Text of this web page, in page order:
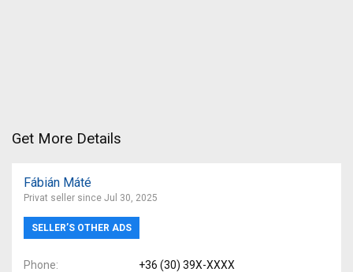
Get More Details
Fábián Máté
Privat seller since Jul 30, 2025
SELLER’S OTHER ADS
Phone
+36 (30) 39X-XXXX